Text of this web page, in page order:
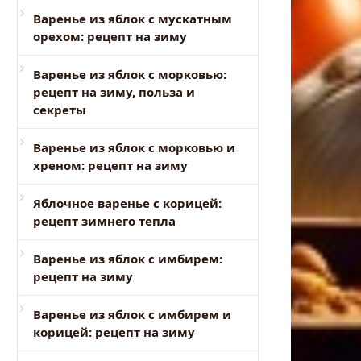
Варенье из яблок с мускатным
орехом: рецепт на зиму
Варенье из яблок с морковью:
рецепт на зиму, польза и
секреты
Варенье из яблок с морковью и
хреном: рецепт на зиму
Яблочное варенье с корицей:
рецепт зимнего тепла
Варенье из яблок с имбирем:
рецепт на зиму
Варенье из яблок с имбирем и
корицей: рецепт на зиму